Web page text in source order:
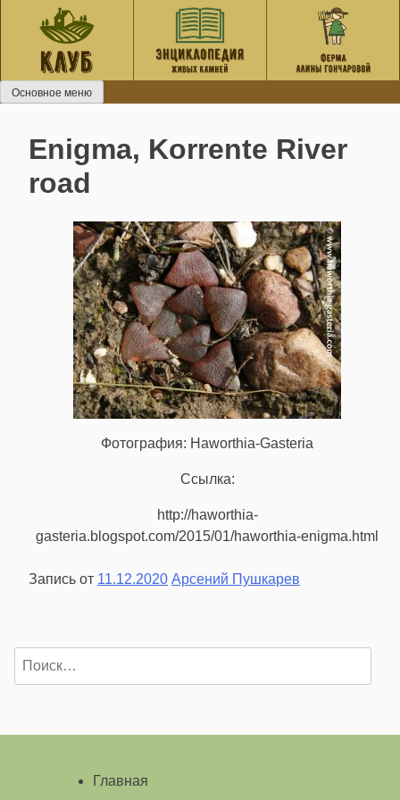
содержанию
Основное меню
Enigma, Korrente River
road
Фотография: Haworthia-Gasteria
Ссылка:
http://haworthia-
gasteria.blogspot.com/2015/01/haworthia-enigma.html
Запись от 11.12.2020 Арсений Пушкарев
Найти:
Главная